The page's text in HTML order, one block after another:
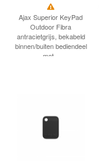
Ajax Superior KeyPad
Outdoor Fibra
antracietgrijs, bekabeld
binnen/buiten bediendeel
met...